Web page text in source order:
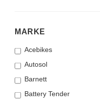
MARKE
MARKE
Acebikes
Autosol
Barnett
Battery Tender